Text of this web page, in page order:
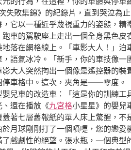
敗集錦》的紀錄片，直到哭泣為
它以一種近乎蔑視重力的姿態，
車的駕駛座上走出一個全身黑色
落在網格線上。「車影大人！」
語氣冰冷。「新手，你的車技像
人突然掏出一個像是遙控器的裝
車格中。這次，夾角是——零度。
兒車的改造車：「這是你的訓練
還在播放《九宮格小星星》的嬰兒
著七層舊報紙的單人床上驚醒，
月球剛剛打了一個噴嚏，您的戀
戲劇性的絕望。張水瓶，一個典